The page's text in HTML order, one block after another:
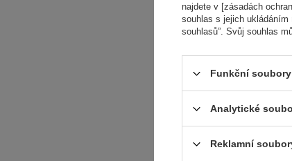
najdete v [zásadách
souhlas s jejich
souhlasů”. Svůj souhlas
Funkční
Analytické
Reklamní